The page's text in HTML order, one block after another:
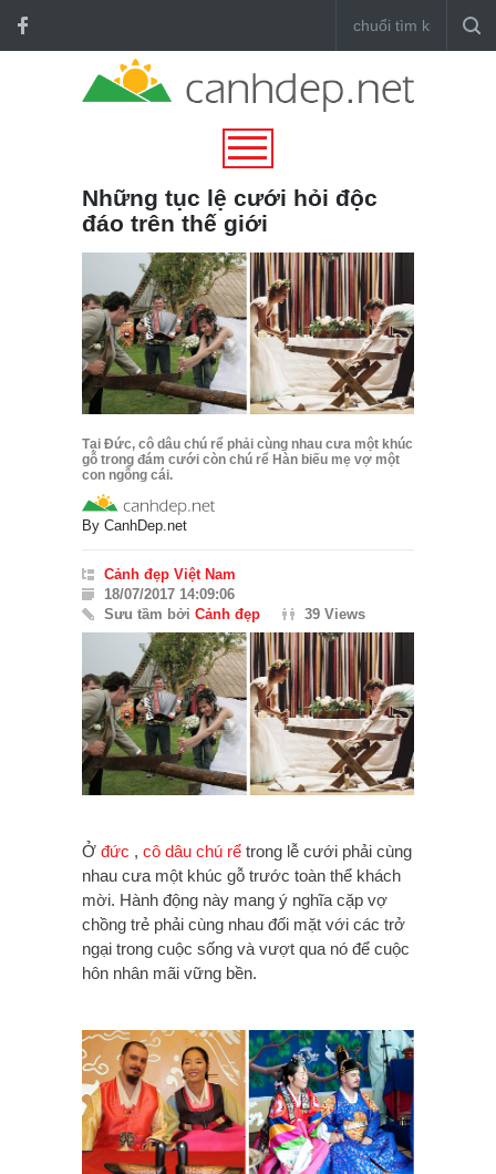
Những tục lệ cưới hỏi độc
đáo trên thế giới
Tại Đức, cô dâu chú rể phải cùng nhau cưa một khúc
gỗ trong đám cưới còn chú rể Hàn biếu mẹ vợ một
con ngỗng cái.
By CanhDep.net
Cảnh đẹp Việt Nam
18/07/2017 14:09:06
Sưu tầm bởi Cảnh đẹp 39 Views
Ở đức , cô dâu chú rể trong lễ cưới phải cùng
nhau cưa một khúc gỗ trước toàn thể khách
mời. Hành động này mang ý nghĩa cặp vợ
chồng trẻ phải cùng nhau đối mặt với các trở
ngại trong cuộc sống và vượt qua nó để cuộc
hôn nhân mãi vững bền.